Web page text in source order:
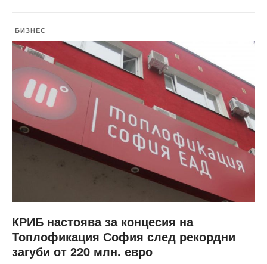
БИЗНЕС
КРИБ настоява за концесия на
Топлофикация София след рекордни
загуби от 220 млн. евро